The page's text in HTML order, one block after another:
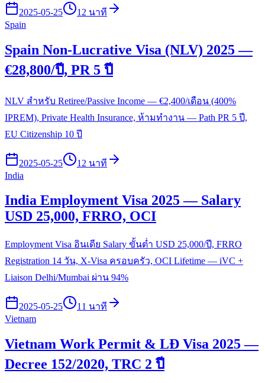
2025-05-25
12 นาที
Spain
Spain Non-Lucrative Visa (NLV) 2025 —
€28,800/ปี, PR 5 ปี
NLV สำหรับ Retiree/Passive Income — €2,400/เดือน (400%
IPREM), Private Health Insurance, ห้ามทำงาน — Path PR 5 ปี,
EU Citizenship 10 ปี
2025-05-25
12 นาที
India
India Employment Visa 2025 — Salary
USD 25,000, FRRO, OCI
Employment Visa อินเดีย Salary ขั้นต่ำ USD 25,000/ปี, FRRO
Registration 14 วัน, X-Visa ครอบครัว, OCI Lifetime — iVC +
Liaison Delhi/Mumbai ผ่าน 94%
2025-05-25
11 นาที
Vietnam
Vietnam Work Permit & LĐ Visa 2025 —
Decree 152/2020, TRC 2 ปี